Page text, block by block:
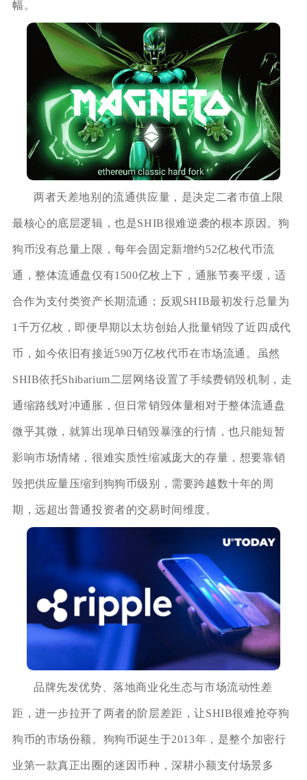
幅。
两者天差地别的流通供应量，是决定二者市值上限
最核心的底层逻辑，也是SHIB很难逆袭的根本原因。狗
狗币没有总量上限，每年会固定新增约52亿枚代币流
通，整体流通盘仅有1500亿枚上下，通胀节奏平缓，适
合作为支付类资产长期流通；反观SHIB最初发行总量为
1千万亿枚，即便早期以太坊创始人批量销毁了近四成代
币，如今依旧有接近590万亿枚代币在市场流通。虽然
SHIB依托Shibarium二层网络设置了手续费销毁机制，走
通缩路线对冲通胀，但日常销毁体量相对于整体流通盘
微乎其微，就算出现单日销毁暴涨的行情，也只能短暂
影响市场情绪，很难实质性缩减庞大的存量，想要靠销
毁把供应量压缩到狗狗币级别，需要跨越数十年的周
期，远超出普通投资者的交易时间维度。
品牌先发优势、落地商业化生态与市场流动性差
距，进一步拉开了两者的阶层差距，让SHIB很难抢夺狗
狗币的市场份额。狗狗币诞生于2013年，是整个加密行
业第一款真正出圈的迷因币种，深耕小额支付场景多